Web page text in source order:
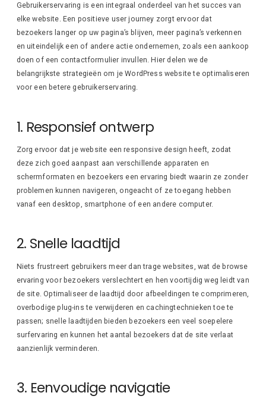
Gebruikerservaring is een integraal onderdeel van het succes van
elke website. Een positieve user journey zorgt ervoor dat
bezoekers langer op uw pagina’s blijven, meer pagina’s verkennen
en uiteindelijk een of andere actie ondernemen, zoals een aankoop
doen of een contactformulier invullen. Hier delen we de
belangrijkste strategieën om je WordPress website te optimaliseren
voor een betere gebruikerservaring.
1. Responsief ontwerp
Zorg ervoor dat je website een responsive design heeft, zodat
deze zich goed aanpast aan verschillende apparaten en
schermformaten en bezoekers een ervaring biedt waarin ze zonder
problemen kunnen navigeren, ongeacht of ze toegang hebben
vanaf een desktop, smartphone of een andere computer.
2. Snelle laadtijd
Niets frustreert gebruikers meer dan trage websites, wat de browse
ervaring voor bezoekers verslechtert en hen voortijdig weg leidt van
de site. Optimaliseer de laadtijd door afbeeldingen te comprimeren,
overbodige plug-ins te verwijderen en cachingtechnieken toe te
passen; snelle laadtijden bieden bezoekers een veel soepelere
surfervaring en kunnen het aantal bezoekers dat de site verlaat
aanzienlijk verminderen.
3. Eenvoudige navigatie